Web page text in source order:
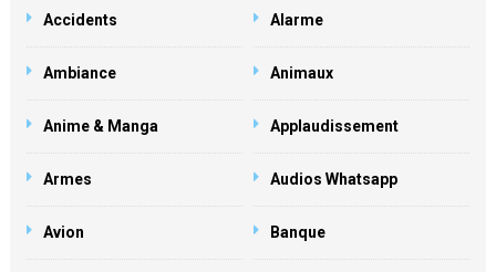
Accidents Alarme
Ambiance Animaux
Anime & Manga Applaudissement
Armes Audios Whatsapp
Avion Banque